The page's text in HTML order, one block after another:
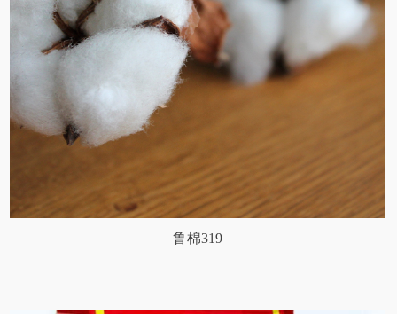
鲁棉319